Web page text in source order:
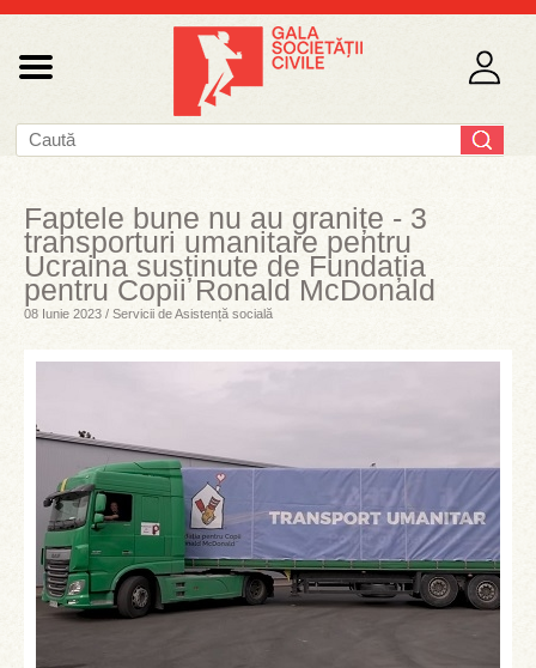
Faptele bune nu au granițe - 3
transporturi umanitare pentru
Ucraina susținute de Fundația
pentru Copii Ronald McDonald
08 Iunie 2023 / Servicii de Asistență socială